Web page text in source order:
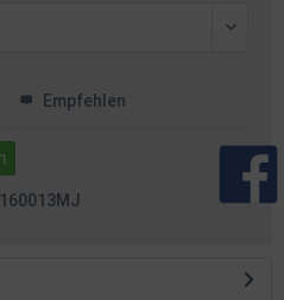
Empfehlen